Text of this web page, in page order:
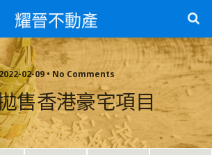
耀晉不動產
02-09 • No Comments
售香港豪宅項目